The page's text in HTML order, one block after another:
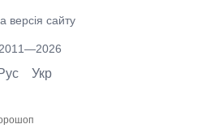
версія сайту
Укр